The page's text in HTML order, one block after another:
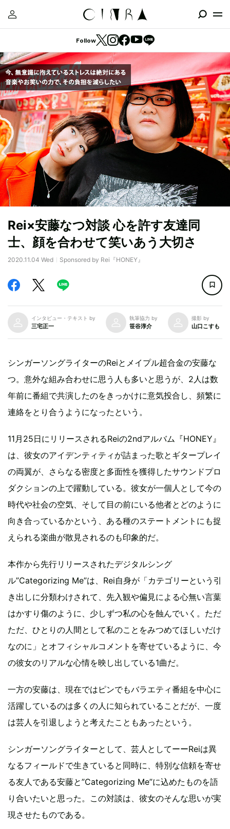
Follow
Rei×安藤なつ対談 心を許す友達同
士、顔を合わせて笑いあう大切さ
2020.11.04 Wed Sponsored by Rei『HONEY』
インタビュー・テキスト by
三宅正一
執筆協力 by
笹谷淳介
撮影 by
山口こすも
シンガーソングライターのReiとメイプル超合金の安藤な
つ。意外な組み合わせに思う人も多いと思うが、2人は数
年前に番組で共演したのをきっかけに意気投合し、頻繁に
連絡をとり合うようになったという。
11月25日にリリースされるReiの2ndアルバム『HONEY』
は、彼女のアイデンティティが詰まった歌とギタープレイ
の両翼が、さらなる密度と多面性を獲得したサウンドプロ
ダクションの上で躍動している。彼女が一個人として今の
時代や社会の空気、そして目の前にいる他者とどのように
向き合っているかという、ある種のステートメントにも捉
えられる楽曲が散見されるのも印象的だ。
本作から先行リリースされたデジタルシング
ル”Categorizing Me”は、Rei自身が「カテゴリーという引
き出しに分類わけされて、先入観や偏見による心無い言葉
はかすり傷のように、少しずつ私の心を蝕んでいく。ただ
ただ、ひとりの人間として私のことをみつめてほしいだけ
なのに」とオフィシャルコメントを寄せているように、今
の彼女のリアルな心情を映し出している1曲だ。
一方の安藤は、現在ではピンでもバラエティ番組を中心に
活躍しているのは多くの人に知られていることだが、一度
は芸人を引退しようと考えたこともあったという。
シンガーソングライターとして、芸人としてーーReiは異
なるフィールドで生きていると同時に、特別な信頼を寄せ
る友人である安藤と”Categorizing Me”に込めたものを語
り合いたいと思った。この対談は、彼女のそんな思いが実
現させたものである。